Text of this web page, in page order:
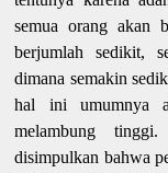
semua orang akan
berjumlah sedikit,
dimana semakin
hal ini umumnya
melambung
disimpulkan bahwa